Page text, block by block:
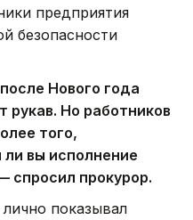
предприятия
безопасности
Нового года
рукав. Но работников
того,
ли вы исполнение
спросил прокурор.
показывал